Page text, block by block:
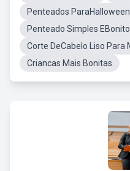
Penteados ParaHalloween
Penteado Simples EBonito
Corte DeCabelo Liso Para
Criancas Mais Bonitas